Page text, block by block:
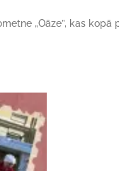
„Oāze”, kas